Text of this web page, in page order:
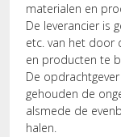
materialen en
De leverancier is
etc. van het door
en producten te
De
gehouden de
alsmede de
halen.